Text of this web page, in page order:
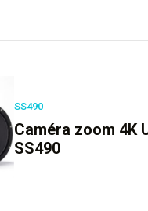
SS490
Caméra zoom 4K
SS490